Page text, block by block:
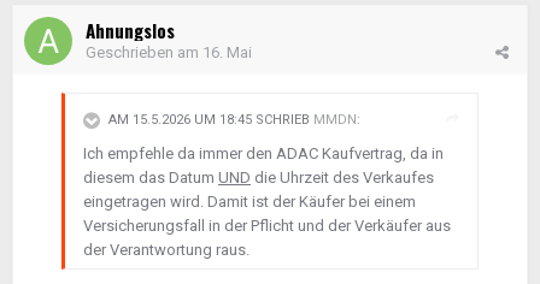
Ahnungslos
Geschrieben am 16. Mai
AM 15.5.2026 UM 18:45 SCHRIEB MMDN:
Ich empfehle da immer den ADAC Kaufvertrag, da in
diesem das Datum UND die Uhrzeit des Verkaufes
eingetragen wird. Damit ist der Käufer bei einem
Versicherungsfall in der Pflicht und der Verkäufer aus
der Verantwortung raus.